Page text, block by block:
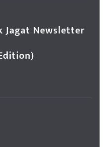
Jagat Newsletter